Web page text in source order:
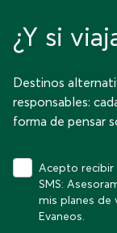
¿Y si
Destinos
responsables:
forma de pensar
Acepto recibir
SMS:
mis planes de
Evaneos.